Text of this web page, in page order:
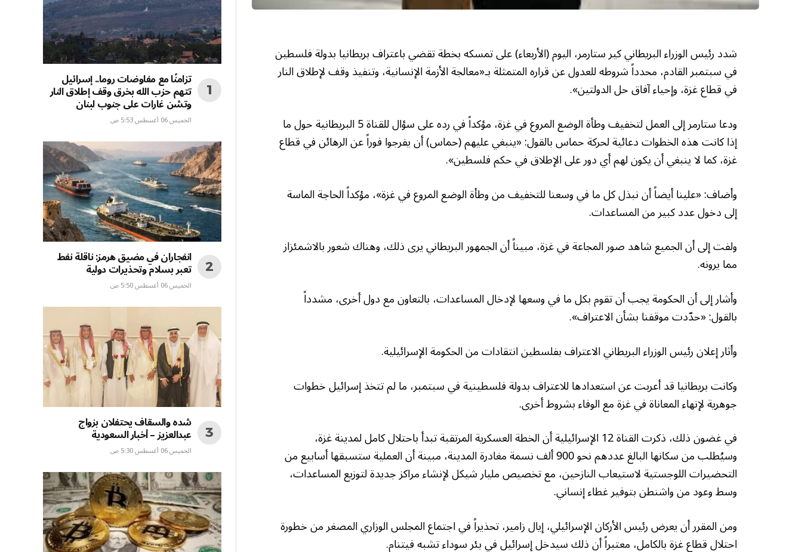
شدد رئيس الوزراء البريطاني كير ستارمر، اليوم (الأربعاء) على تمسكه بخطة تقضي باعتراف بريطانيا بدولة فلسطين
في سبتمبر القادم، محدداً شروطه للعدول عن قراره المتمثلة بـ«معالجة الأزمة الإنسانية، وتنفيذ وقف لإطلاق النار
في قطاع غزة، وإحياء آفاق حل الدولتين».
ودعا ستارمر إلى العمل لتخفيف وطأة الوضع المروع في غزة، مؤكداً في رده على سؤال للقناة 5 البريطانية حول ما
إذا كانت هذه الخطوات دعائية لحركة حماس بالقول: «ينبغي عليهم (حماس) أن يفرجوا فوراً عن الرهائن في قطاع
غزة، كما لا ينبغي أن يكون لهم أي دور على الإطلاق في حكم فلسطين».
وأضاف: «علينا أيضاً أن نبذل كل ما في وسعنا للتخفيف من وطأة الوضع المروع في غزة»، مؤكداً الحاجة الماسة
إلى دخول عدد كبير من المساعدات.
ولفت إلى أن الجميع شاهد صور المجاعة في غزة، مبيناً أن الجمهور البريطاني يرى ذلك، وهناك شعور بالاشمئزاز
مما يرونه.
وأشار إلى أن الحكومة يجب أن تقوم بكل ما في وسعها لإدخال المساعدات، بالتعاون مع دول أخرى، مشدداً
بالقول: «حدّدت موقفنا بشأن الاعتراف».
وأثار إعلان رئيس الوزراء البريطاني الاعتراف بفلسطين انتقادات من الحكومة الإسرائيلية.
وكانت بريطانيا قد أعربت عن استعدادها للاعتراف بدولة فلسطينية في سبتمبر، ما لم تتخذ إسرائيل خطوات
جوهرية لإنهاء المعاناة في غزة مع الوفاء بشروط أخرى.
في غضون ذلك، ذكرت القناة 12 الإسرائيلية أن الخطة العسكرية المرتقبة تبدأ باحتلال كامل لمدينة غزة،
وسيُطلب من سكانها البالغ عددهم نحو 900 ألف نسمة مغادرة المدينة، مبينة أن العملية ستسبقها أسابيع من
التحضيرات اللوجستية لاستيعاب النازحين، مع تخصيص مليار شيكل لإنشاء مراكز جديدة لتوزيع المساعدات،
وسط وعود من واشنطن بتوفير غطاء إنساني.
ومن المقرر أن يعرض رئيس الأركان الإسرائيلي، إيال زامير، تحذيراً في اجتماع المجلس الوزاري المصغر من خطورة
احتلال قطاع غزة بالكامل، معتبراً أن ذلك سيدخل إسرائيل في بئر سوداء تشبه فيتنام.
تزامنًا مع مفاوضات روما.. إسرائيل
تتهم حزب الله بخرق وقف إطلاق النار
وتشن غارات على جنوب لبنان
الخميس 06 أغسطس 5:53 ص
انفجاران في مضيق هرمز: ناقلة نفط
تعبر بسلام وتحذيرات دولية
الخميس 06 أغسطس 5:50 ص
شده والسقاف يحتفلان بزواج
عبدالعزيز – أخبار السعودية
الخميس 06 أغسطس 5:30 ص